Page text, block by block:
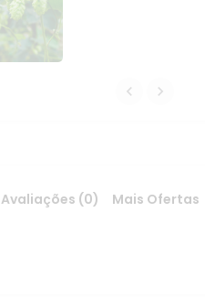
Avaliações (0) Mais Ofertas